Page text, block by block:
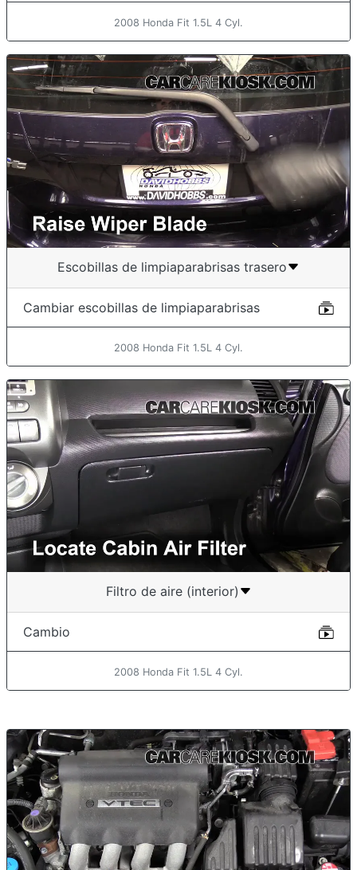
2008 Honda Fit 1.5L 4 Cyl.
Escobillas de limpiaparabrisas trasero
Cambiar escobillas de limpiaparabrisas
2008 Honda Fit 1.5L 4 Cyl.
Filtro de aire (interior)
Cambio
2008 Honda Fit 1.5L 4 Cyl.